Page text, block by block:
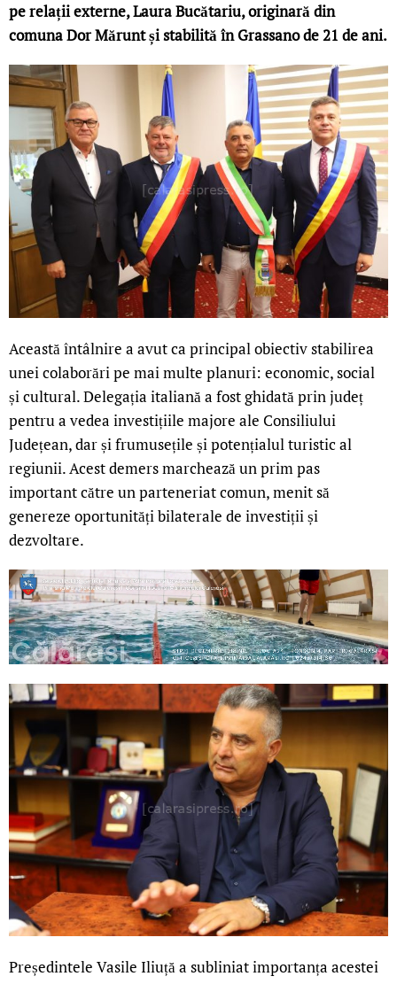
pe relații externe, Laura Bucătariu, originară din
comuna Dor Mărunt și stabilită în Grassano de 21 de ani.
Această întâlnire a avut ca principal obiectiv stabilirea
unei colaborări pe mai multe planuri: economic, social
și cultural. Delegația italiană a fost ghidată prin județ
pentru a vedea investițiile majore ale Consiliului
Județean, dar și frumusețile și potențialul turistic al
regiunii. Acest demers marchează un prim pas
important către un parteneriat comun, menit să
genereze oportunități bilaterale de investiții și
dezvoltare.
Președintele Vasile Iliuță a subliniat importanța acestei